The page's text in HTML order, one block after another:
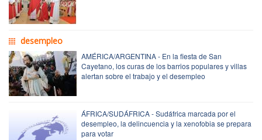
desempleo
AMÉRICA/ARGENTINA - En la fiesta de San
Cayetano, los curas de los barrios populares y villas
alertan sobre el trabajo y el desempleo
ÁFRICA/SUDÁFRICA - Sudáfrica marcada por el
desempleo, la delincuencia y la xenofobia se prepara
para votar